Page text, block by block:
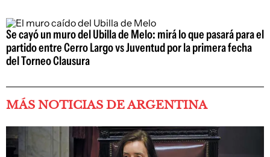
Se cayó un muro del Ubilla de Melo: mirá lo que pasará para el
partido entre Cerro Largo vs Juventud por la primera fecha
del Torneo Clausura
MÁS NOTICIAS DE ARGENTINA